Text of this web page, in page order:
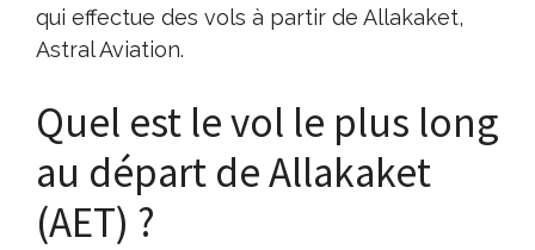
qui effectue des vols à partir de Allakaket,
Astral Aviation.
Quel est le vol le plus long
au départ de Allakaket
(AET) ?